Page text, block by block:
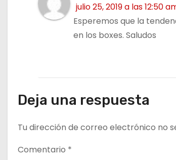
julio 25, 2019 a las 12:50
Esperemos que la
en los boxes. Saludos
Deja una respuesta
Tu dirección de correo electrónico no
Comentario *